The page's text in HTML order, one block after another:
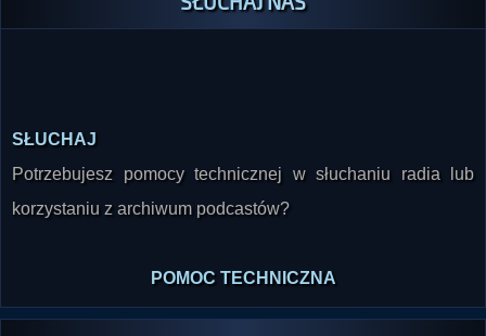
Potrzebujesz pomocy technicznej w słuchaniu radia lub
korzystaniu z archiwum podcastów?
SKONTAKTUJ SIĘ Z NAMI